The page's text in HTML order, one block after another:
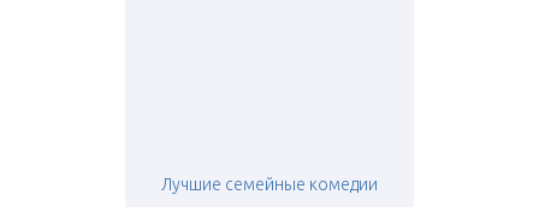
Лучшие семейные комедии